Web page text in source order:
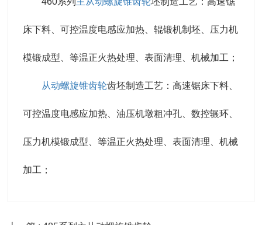
床下料、可控温度电感应加热、辊锻机制坯、压力机
模锻成型、等温正火热处理、表面清理、机械加工；
从动螺旋锥齿轮齿坯制造工艺：高速锯床下料、
可控温度电感应加热、油压机墩粗冲孔、数控辗环、
压力机模锻成型、等温正火热处理、表面清理、机械
加工；